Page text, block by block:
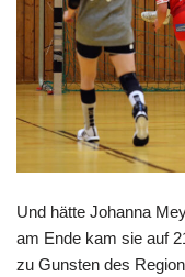
Und hätte Johanna
am Ende kam sie auf
zu Gunsten des